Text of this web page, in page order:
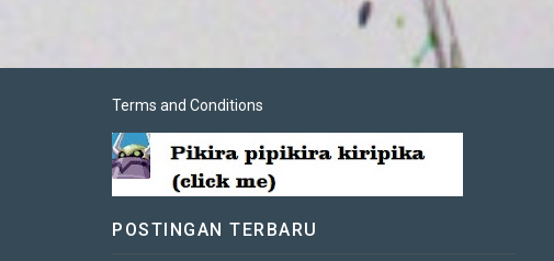
Terms and Conditions
POSTINGAN TERBARU